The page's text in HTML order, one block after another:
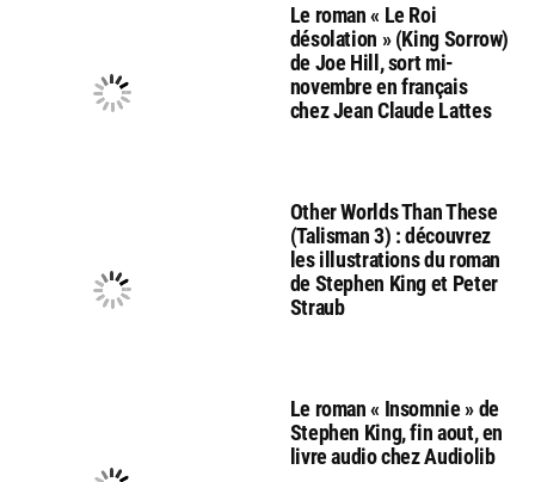
Le roman « Le Roi
désolation » (King Sorrow)
de Joe Hill, sort mi-
novembre en français
chez Jean Claude Lattes
Other Worlds Than These
(Talisman 3) : découvrez
les illustrations du roman
de Stephen King et Peter
Straub
Le roman « Insomnie » de
Stephen King, fin aout, en
livre audio chez Audiolib